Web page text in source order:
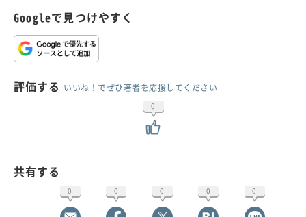
Googleで見つけやすく
評価する いいね！でぜひ著者を応援してください
0
共有する
0 0 0 0 0